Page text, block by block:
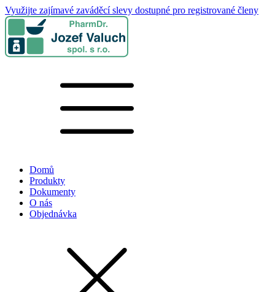
Využijte zajímavé zaváděcí slevy dostupné pro registrované členy
Domů
Produkty
Dokumenty
O nás
Objednávka